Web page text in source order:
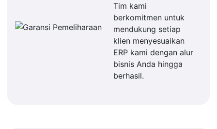
Tim kami
berkomitmen untuk
mendukung setiap
klien menyesuaikan
ERP kami dengan alur
bisnis Anda hingga
berhasil.